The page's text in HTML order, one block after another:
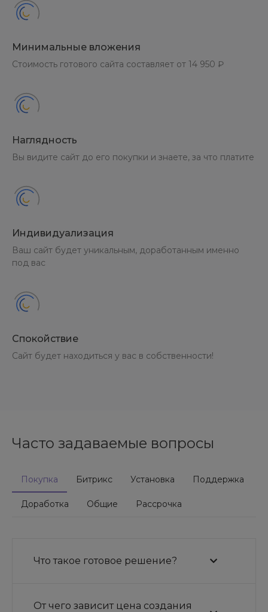
Минимальные вложения
Стоимость готового сайта составляет от 14 950 ₽
Наглядность
Вы видите сайт до его покупки и знаете, за что платите
Индивидуализация
Ваш сайт будет уникальным, доработанным именно
под вас
Спокойствие
Сайт будет находиться у вас в собственности!
Часто задаваемые вопросы
Покупка Битрикс Установка Поддержка
Доработка Общие Рассрочка
Что такое готовое решение?
От чего зависит цена создания